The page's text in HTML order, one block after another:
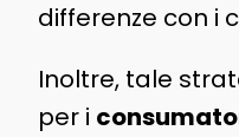
differenze con i
Inoltre, tale
per i